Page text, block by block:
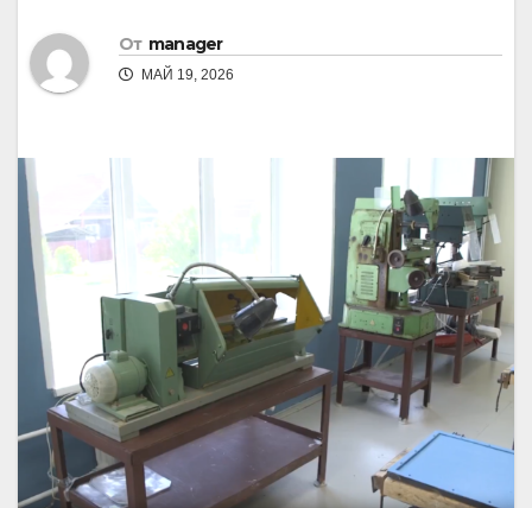
От manager
МАЙ 19, 2026